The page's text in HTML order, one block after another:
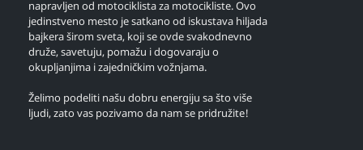
napravljen od motociklista za motocikliste. Ovo
jedinstveno mesto je satkano od iskustava hiljada
bajkera širom sveta, koji se ovde svakodnevno
druže, savetuju, pomažu i dogovaraju o
okupljanjima i zajedničkim vožnjama.
Želimo podeliti našu dobru energiju sa što više
ljudi, zato vas pozivamo da nam se pridružite!